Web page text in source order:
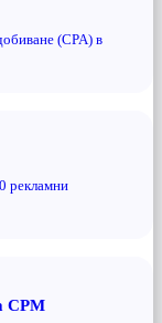
(CPA) в
рекламни
CPM